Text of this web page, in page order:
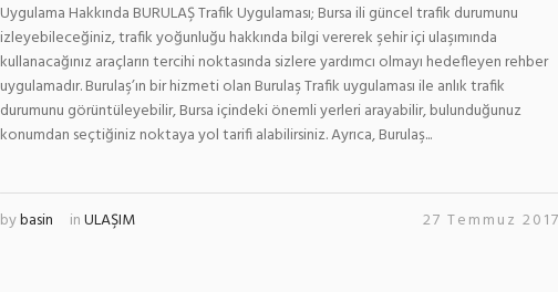
Uygulama Hakkında BURULAŞ Trafik Uygulaması; Bursa ili güncel trafik durumunu
izleyebileceğiniz, trafik yoğunluğu hakkında bilgi vererek şehir içi ulaşımında
kullanacağınız araçların tercihi noktasında sizlere yardımcı olmayı hedefleyen rehber
uygulamadır. Burulaş’ın bir hizmeti olan Burulaş Trafik uygulaması ile anlık trafik
durumunu görüntüleyebilir, Bursa içindeki önemli yerleri arayabilir, bulunduğunuz
konumdan seçtiğiniz noktaya yol tarifi alabilirsiniz. Ayrıca, Burulaş...
bybasin inULAŞIM 27 Temmuz